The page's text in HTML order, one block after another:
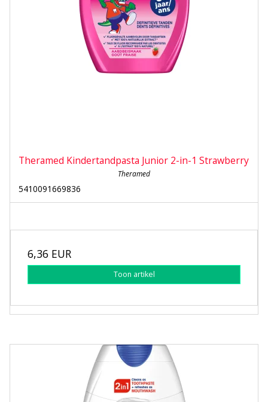
Theramed Kindertandpasta Junior 2-in-1 Strawberry
Theramed
5410091669836
6,36 EUR
Toon artikel